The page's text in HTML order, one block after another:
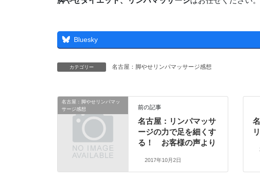
Bluesky
カテゴリー 名古屋：脚やせリンパマッサージ感想
名古屋：脚やせリンパマッ
サージ感想
前の記事
名古屋：リンパマッサ
ージの力で足を細くす
る！ お客様の声より
2017年10月2日